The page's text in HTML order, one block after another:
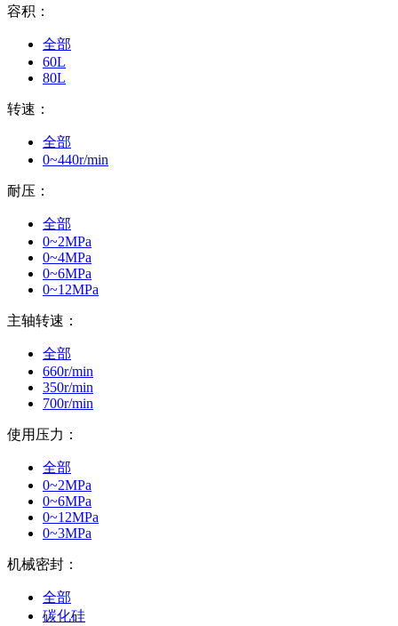
容积：
全部
60L
80L
转速：
全部
0~440r/min
耐压：
全部
0~2MPa
0~4MPa
0~6MPa
0~12MPa
主轴转速：
全部
660r/min
350r/min
700r/min
使用压力：
全部
0~2MPa
0~6MPa
0~12MPa
0~3MPa
机械密封：
全部
碳化硅